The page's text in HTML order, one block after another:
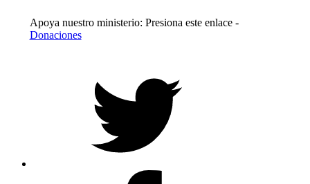
Apoya nuestro ministerio: Presiona este enlace -
Donaciones